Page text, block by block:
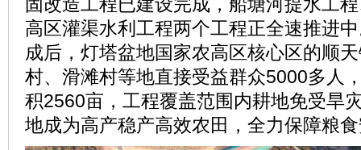
固改造工程已建设完成，船塘河提水工
高区灌渠水利工程两个工程正全速推进
成后，灯塔盆地国家农高区核心区的顺
村、滑滩村等地直接受益群众5000多人
积2560亩，工程覆盖范围内耕地免受旱
地成为高产稳产高效农田，全力保障粮